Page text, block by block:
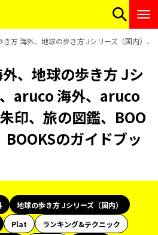
き方 海外、地球の歩き方 Jシリーズ（国内）
、地球の歩き方 Jシ
aruco 海外、aruco
印、旅の図鑑、BOO
BOOKSのガイドブッ
地球の歩き方 Jシリーズ（国内）
Plat
ランキング&テクニック